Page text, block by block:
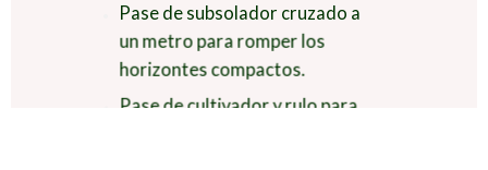
Pase de subsolador cruzado a
un metro para romper los
horizontes compactos.
Pase de cultivador y rulo para